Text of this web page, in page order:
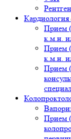
Кардиология
Прием
к.м.н.
Прием
к.м.н.
Прием
Прием